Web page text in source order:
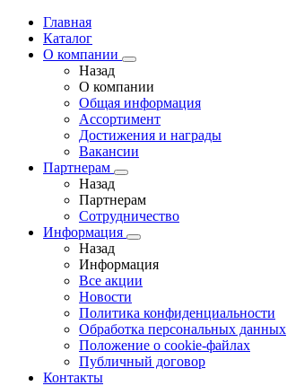
Главная
Каталог
О компании
Назад
О компании
Общая информация
Ассортимент
Достижения и награды
Вакансии
Партнерам
Назад
Партнерам
Сотрудничество
Информация
Назад
Информация
Все акции
Новости
Политика конфиденциальности
Обработка персональных данных
Положение о cookie-файлах
Публичный договор
Контакты